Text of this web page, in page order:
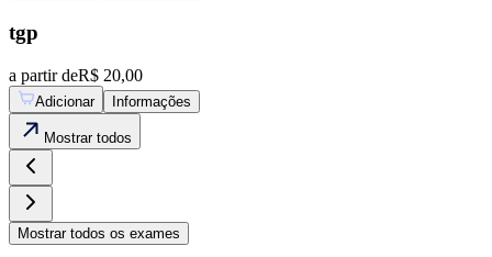
tgp
a partir deR$ 20,00
Adicionar Informações
Mostrar todos
Mostrar todos os exames